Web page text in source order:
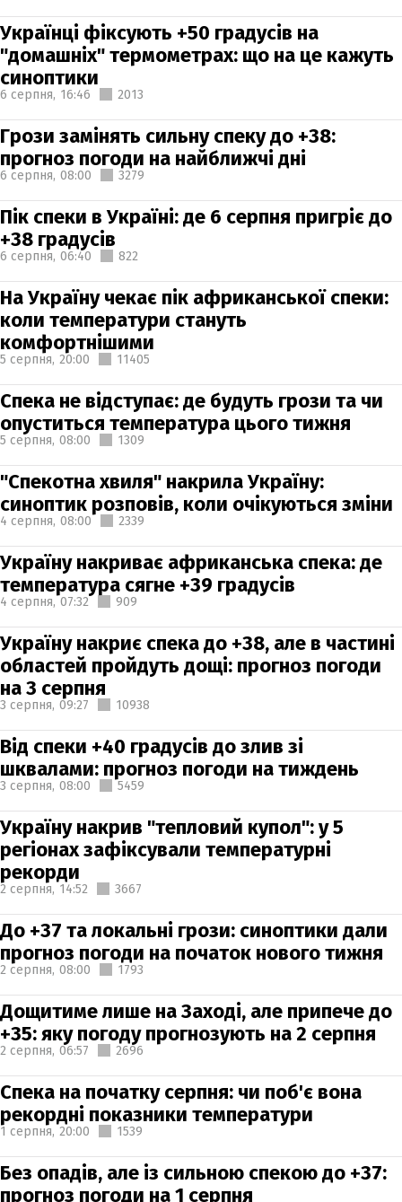
Українці фіксують +50 градусів на
"домашніх" термометрах: що на це кажуть
синоптики
6 серпня, 16:46 2013
Грози замінять сильну спеку до +38:
прогноз погоди на найближчі дні
6 серпня, 08:00 3279
Пік спеки в Україні: де 6 серпня пригріє до
+38 градусів
6 серпня, 06:40 822
На Україну чекає пік африканської спеки:
коли температури стануть
комфортнішими
5 серпня, 20:00 11405
Спека не відступає: де будуть грози та чи
опуститься температура цього тижня
5 серпня, 08:00 1309
"Спекотна хвиля" накрила Україну:
синоптик розповів, коли очікуються зміни
4 серпня, 08:00 2339
Україну накриває африканська спека: де
температура сягне +39 градусів
4 серпня, 07:32 909
Україну накриє спека до +38, але в частині
областей пройдуть дощі: прогноз погоди
на 3 серпня
3 серпня, 09:27 10938
Від спеки +40 градусів до злив зі
шквалами: прогноз погоди на тиждень
3 серпня, 08:00 5459
Україну накрив "тепловий купол": у 5
регіонах зафіксували температурні
рекорди
2 серпня, 14:52 3667
До +37 та локальні грози: синоптики дали
прогноз погоди на початок нового тижня
2 серпня, 08:00 1793
Дощитиме лише на Заході, але припече до
+35: яку погоду прогнозують на 2 серпня
2 серпня, 06:57 2696
Спека на початку серпня: чи поб'є вона
рекордні показники температури
1 серпня, 20:00 1539
Без опадів, але із сильною спекою до +37:
прогноз погоди на 1 серпня